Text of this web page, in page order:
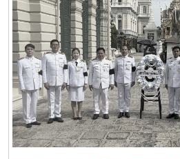
chef and industry practitioner.
privileged to have Chef Khai
from Cook with Love Academy
and instructor for the hands-on
conducted as part of the Fishery
course.The workshop
approach. Students gained
throughout the sushi-making
selection and preparation of
จนสร้างเครือข่ายความร่วมมือทางวิช
ถ่ายทอดเทคโนโลยี อันจะนำไปสู่การ
ก้ามกรามของประเทศไทยให้เติบโตอ
รับความสนใจจากคณาจารย์ นักศึกษา
เลี้ยงสัตว์น้ำเป็นจำนวนมาก นับเป็นเ
องค์ความรู้ระหว่างสถาบันการศึกษาแ
กันขับเคลื่อนการพัฒนาการประมงแล
ประเทศในอนาคตMaejo
Academia Collaboration
วิจัย งานบริการวิชาการ และการสร้า
ภาคอุตสาหกรรมและผู้ประกอบการใ
ได้ถ่ายทอดประสบการณ์จากการทำง
ความรู้และมุมมองเกี่ยวกับทิศทางกา
และการเพาะเลี้ยงสัตว์น้ำ ตลอดจนร่ว
สร้างบทบาทของศิษย์เก่าในการสนับ
พัฒนาหลักสูตร การฝึกประสบการณ์วิ
วิจัยสู่การใช้ประโยชน์เชิงพาณิชย์นอ
แนวทางการจัดกิจกรรมร่วมกันในอน